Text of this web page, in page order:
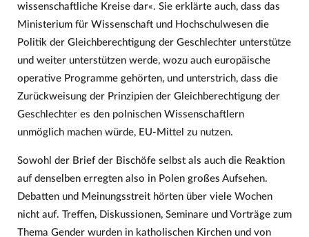
wissenschaftliche Kreise dar«. Sie erklärte auch, dass das
Ministerium für Wissenschaft und Hochschulwesen die
Politik der Gleichberechtigung der Geschlechter unterstütze
und weiter unterstützen werde, wozu auch europäische
operative Programme gehörten, und unterstrich, dass die
Zurückweisung der Prinzipien der Gleichberechtigung der
Geschlechter es den polnischen Wissenschaftlern
unmöglich machen würde, EU-Mittel zu nutzen.
Sowohl der Brief der Bischöfe selbst als auch die Reaktion
auf denselben erregten also in Polen großes Aufsehen.
Debatten und Meinungsstreit hörten über viele Wochen
nicht auf. Treffen, Diskussionen, Seminare und Vorträge zum
Thema Gender wurden in katholischen Kirchen und von